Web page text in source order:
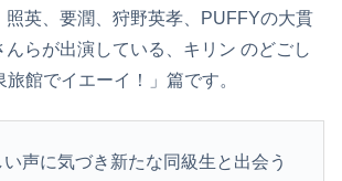
照英、要潤、狩野英孝、PUFFYの大貫
んらが出演している、キリン のどごし
館でイエーイ！」篇です。
声に気づき新たな同級生と出会う